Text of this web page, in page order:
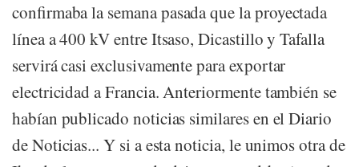
confirmaba la semana pasada que la proyectada
línea a 400 kV entre Itsaso, Dicastillo y Tafalla
servirá casi exclusivamente para exportar
electricidad a Francia. Anteriormente también se
habían publicado noticias similares en el Diario
de Noticias... Y si a esta noticia, le unimos otra de